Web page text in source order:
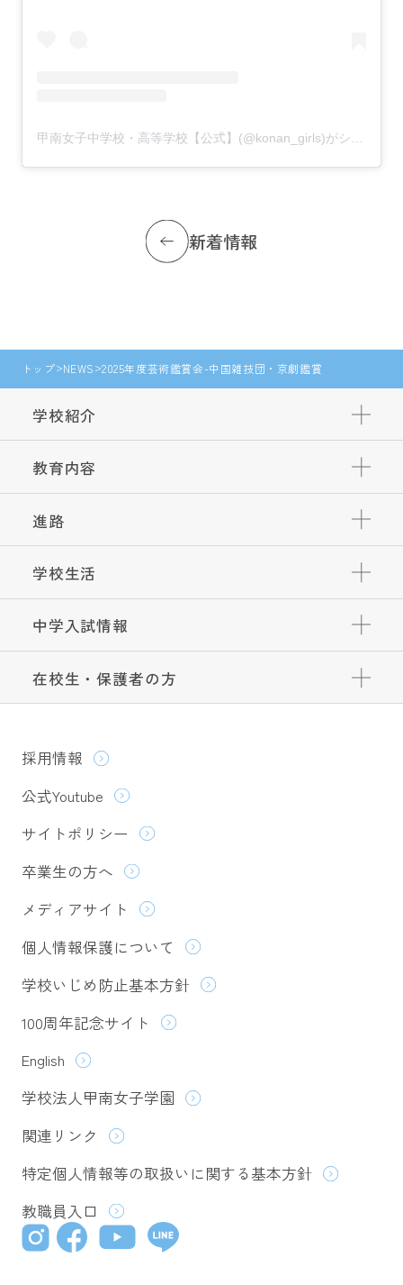
新着情報
トップ NEWS 2025年度芸術鑑賞会-中国雑技団・京劇鑑賞
学校紹介
教育内容
進路
学校生活
中学入試情報
在校生・保護者の方
採用情報
公式Youtube
サイトポリシー
卒業生の方へ
メディアサイト
個人情報保護について
学校いじめ防止基本方針
100周年記念サイト
English
学校法人甲南女子学園
関連リンク
特定個人情報等の取扱いに関する基本方針
教職員入口